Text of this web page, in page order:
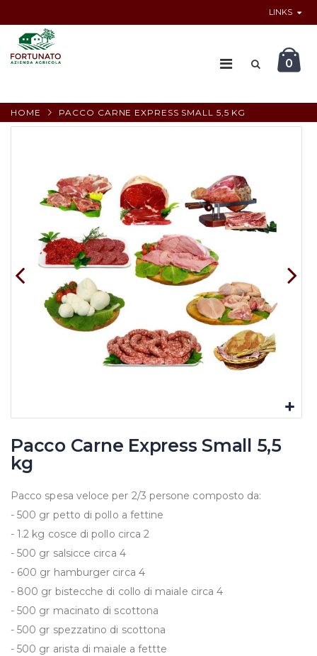
LINKS
0
HOME PACCO CARNE EXPRESS SMALL 5,5 KG
Pacco Carne Express Small 5,5
kg
Pacco spesa veloce per 2/3 persone composto da:
- 500 gr petto di pollo a fettine
- 1.2 kg cosce di pollo circa 2
- 500 gr salsicce circa 4
- 600 gr hamburger circa 4
- 800 gr bistecche di collo di maiale circa 4
- 500 gr macinato di scottona
- 500 gr spezzatino di scottona
- 500 gr arista di maiale a fettte